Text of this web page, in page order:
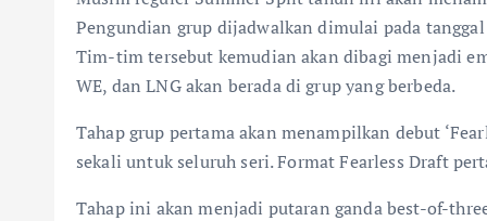
Pengundian grup dijadwalkan dimulai pada
Tim-tim tersebut kemudian akan dibagi menjadi
WE, dan LNG akan berada di grup yang berbeda.
Tahap grup pertama akan menampilkan debut
sekali untuk seluruh seri. Format Fearless Draft
Tahap ini akan menjadi putaran ganda best-of-